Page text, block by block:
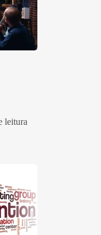
leitura